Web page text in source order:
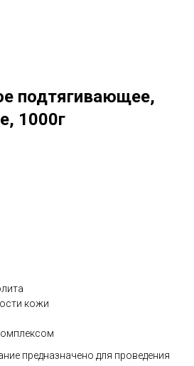
подтягивающее,
1000г
кожи
предназначено для проведения